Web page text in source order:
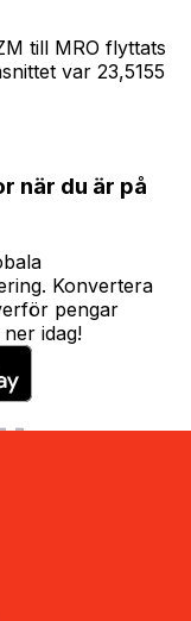
till MRO flyttats
var 23,5155
när du är på
Konvertera
pengar
idag!